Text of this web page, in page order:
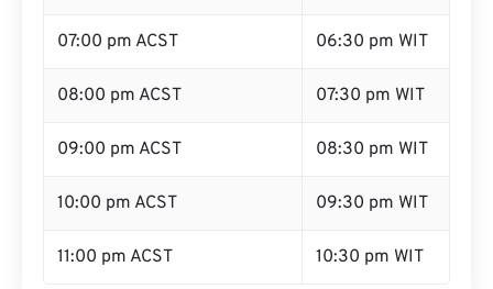
07:00 pm ACST 06:30 pm WIT
08:00 pm ACST 07:30 pm WIT
09:00 pm ACST 08:30 pm WIT
10:00 pm ACST 09:30 pm WIT
11:00 pm ACST 10:30 pm WIT